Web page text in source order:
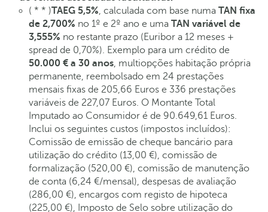
( * * )TAEG 5,5%, calculada com base numa TAN fixa
de 2,700% no 1º e 2º ano e uma TAN variável de
3,555% no restante prazo (Euribor a 12 meses +
spread de 0,70%). Exemplo para um crédito de
50.000 € a 30 anos, multiopções habitação própria
permanente, reembolsado em 24 prestações
mensais fixas de 205,66 Euros e 336 prestações
variáveis de 227,07 Euros. O Montante Total
Imputado ao Consumidor é de 90.649,61 Euros.
Inclui os seguintes custos (impostos incluídos):
Comissão de emissão de cheque bancário para
utilização do crédito (13,00 €), comissão de
formalização (520,00 €), comissão de manutenção
de conta (6,24 €/mensal), despesas de avaliação
(286,00 €), encargos com registo de hipoteca
(225,00 €), Imposto de Selo sobre utilização do